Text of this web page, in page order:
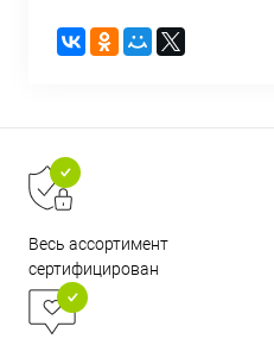
Весь ассортимент
сертифицирован